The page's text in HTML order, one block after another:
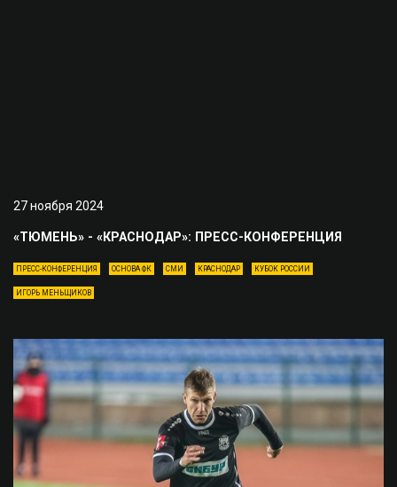
27 ноября 2024
«ТЮМЕНЬ» - «КРАСНОДАР»: ПРЕСС-КОНФЕРЕНЦИЯ
ПРЕСС-КОНФЕРЕНЦИЯ ОСНОВА ФК СМИ КРАСНОДАР КУБОК РОССИИ
ИГОРЬ МЕНЬЩИКОВ